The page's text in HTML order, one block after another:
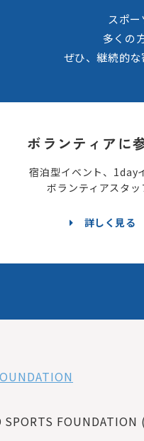
スポ
多くの
ぜひ、継続的
ボランティアに
宿泊型イベント、1day
ボランティアスタッ
詳しく見る
FOUNDATION